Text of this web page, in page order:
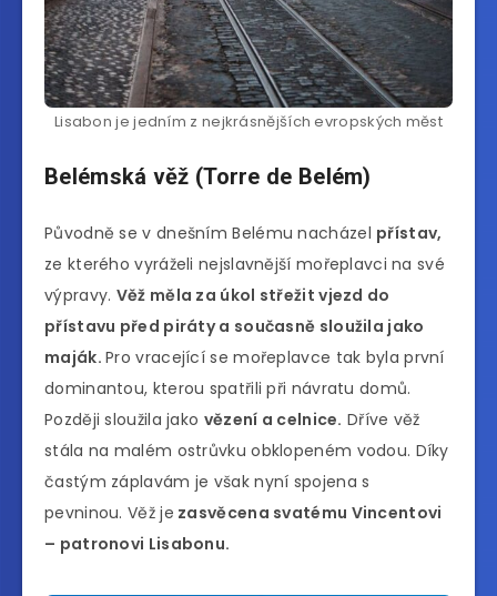
Lisabon je jedním z nejkrásnějších evropských měst
Belémská věž (Torre de Belém)
Původně se v dnešním Belému nacházel přístav,
ze kterého vyráželi nejslavnější mořeplavci na své
výpravy. Věž měla za úkol střežit vjezd do
přístavu před piráty a současně sloužila jako
maják.Pro vracející se mořeplavce tak byla první
dominantou, kterou spatřili při návratu domů.
Později sloužila jako vězení a celnice. Dříve věž
stála na malém ostrůvku obklopeném vodou. Díky
častým záplavám je však nyní spojena s
pevninou. Věž je zasvěcena svatému Vincentovi
– patronovi Lisabonu.